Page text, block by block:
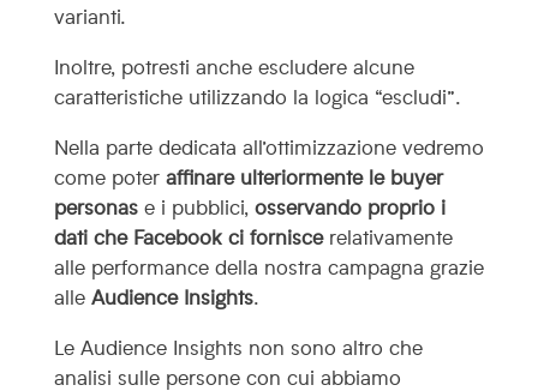
varianti.
Inoltre, potresti anche escludere alcune
caratteristiche utilizzando la logica “escludi”.
Nella parte dedicata all’ottimizzazione vedremo
come poter affinare ulteriormente le buyer
personase i pubblici, osservando proprio i
dati che Facebook ci forniscerelativamente
alle performance della nostra campagna grazie
alle Audience Insights.
Le Audience Insights non sono altro che
analisi sulle persone con cui abbiamo